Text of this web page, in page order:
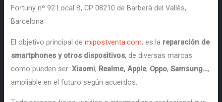
Fortuny nº 92 Local B, CP 08210 de Barberà del Vallès,
Barcelona
El objetivo principal demipostventa.com, es la reparación de
smartphones y otros dispositivos, de diversas marcas
como pueden ser:Xiaomi, Realme, Apple, Oppo,Samsung…,
ampliable en el futuro según acuerdos.